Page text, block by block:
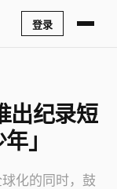
登录
出纪录短
」
化的同时，鼓